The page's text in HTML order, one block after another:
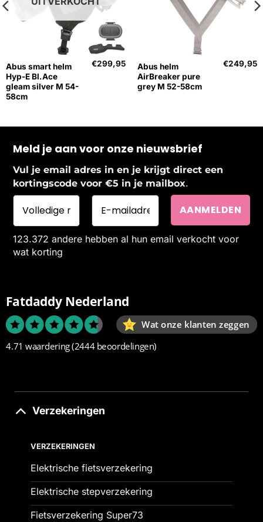
Abus smart helm
Hyp-E Bl.Ace
gleam silver M 54-
58cm
€299,95
Abus helm
AirBreaker pure
grey M 52-58cm
€249,95
Meld je aan voor onze nieuwsbrief
Vul je email adres in en je krijgt direct een
kortingscode voor €5 in je mailbox.
123.372 andere hebben al hun email verkocht voor
wat korting
Fatdaddy Nederland
Wat onze klanten zeggen
4.71 waardering(2444 beoordelingen)
Verzekeringen
VERZEKERINGEN
Elektrische fietsverzekering
Elektrische stepverzekering
Fietsverzekering Super73